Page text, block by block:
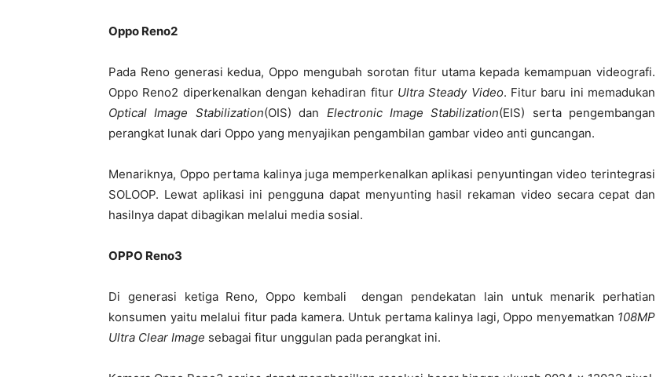
Oppo Reno2
Pada Reno generasi kedua, Oppo mengubah sorotan fitur utama kepada kemampuan videografi.
Oppo Reno2 diperkenalkan dengan kehadiran fitur Ultra Steady Video. Fitur baru ini memadukan
Optical Image Stabilization(OIS) dan Electronic Image Stabilization(EIS) serta pengembangan
perangkat lunak dari Oppo yang menyajikan pengambilan gambar video anti guncangan.
Menariknya, Oppo pertama kalinya juga memperkenalkan aplikasi penyuntingan video terintegrasi
SOLOOP. Lewat aplikasi ini pengguna dapat menyunting hasil rekaman video secara cepat dan
hasilnya dapat dibagikan melalui media sosial.
OPPO Reno3
Di generasi ketiga Reno, Oppo kembali dengan pendekatan lain untuk menarik perhatian
konsumen yaitu melalui fitur pada kamera. Untuk pertama kalinya lagi, Oppo menyematkan 108MP
Ultra Clear Image sebagai fitur unggulan pada perangkat ini.